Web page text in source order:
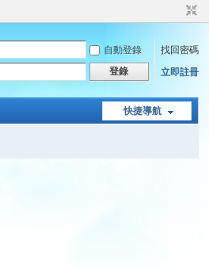
自動登錄
找回密碼
登錄 立即註冊
快捷導航